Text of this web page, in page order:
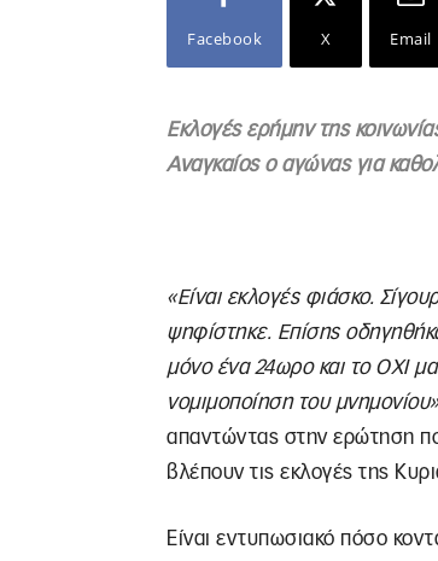
Facebook X Email
Εκλογές ερήμην της
Αναγκαίος ο αγώνας για
«Είναι εκλογές φιάσκο.
ψηφίστηκε. Επίσης
μόνο ένα 24ωρο και το ΟΧΙ
νομιμοποίηση του
απαντώντας στην ερώτηση
βλέπουν τις εκλογές της
Είναι εντυπωσιακό πόσο